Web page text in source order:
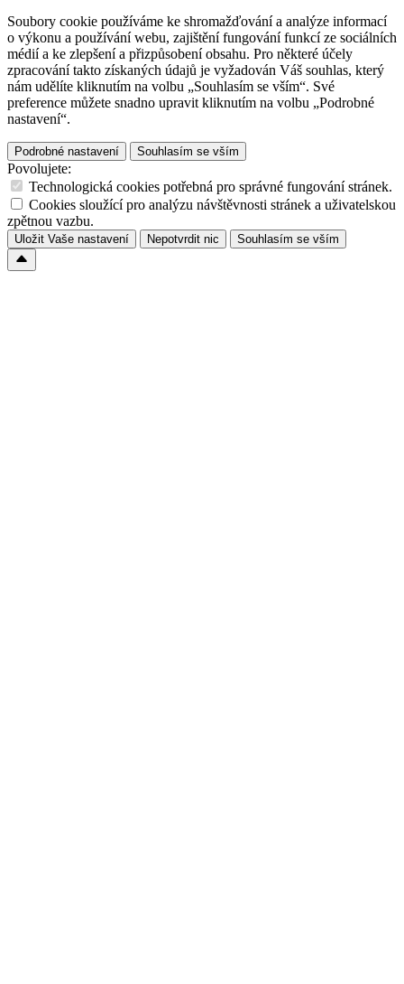
Soubory cookie používáme ke shromažďování a analýze informací
o výkonu a používání webu, zajištění fungování funkcí ze sociálních
médií a ke zlepšení a přizpůsobení obsahu. Pro některé účely
zpracování takto získaných údajů je vyžadován Váš souhlas, který
nám udělíte kliknutím na volbu „Souhlasím se vším“. Své
preference můžete snadno upravit kliknutím na volbu „Podrobné
nastavení“.
Podrobné nastavení Souhlasím se vším
Povolujete:
Technologická cookies potřebná pro správné fungování stránek.
Cookies sloužící pro analýzu návštěvnosti stránek a uživatelskou
zpětnou vazbu.
Uložit Vaše nastavení Nepotvrdit nic Souhlasím se vším